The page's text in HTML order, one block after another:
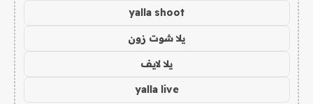
yalla shoot
يلا شوت زون
يلا لايف
yalla live